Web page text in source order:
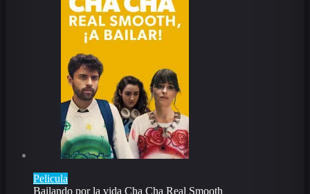
Pelicula
Bailando por la vida Cha Cha Real Smooth